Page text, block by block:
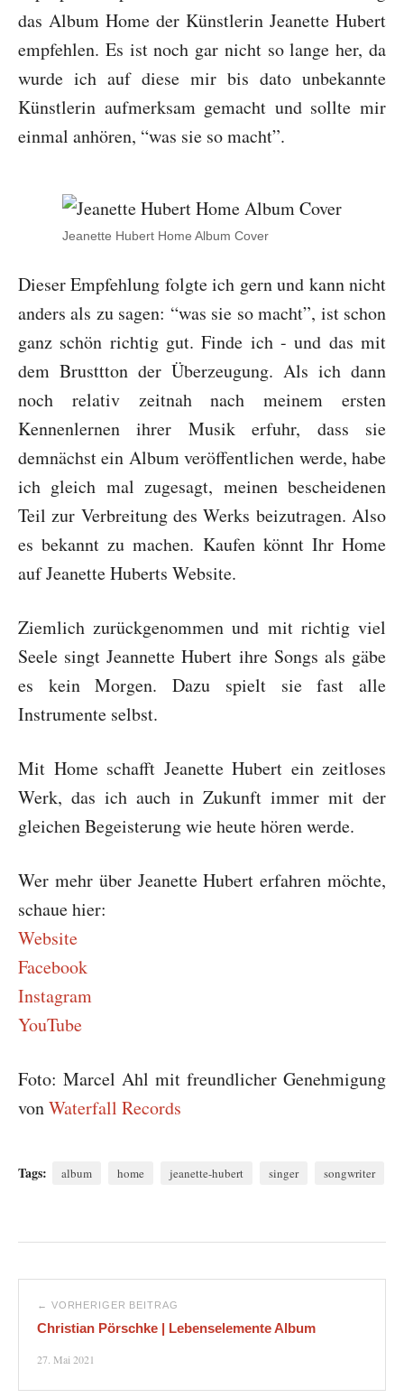
das Album Home der Künstlerin Jeanette Hubert
empfehlen. Es ist noch gar nicht so lange her, da
wurde ich auf diese mir bis dato unbekannte
Künstlerin aufmerksam gemacht und sollte mir
einmal anhören, “was sie so macht”.
Jeanette Hubert Home Album Cover
Dieser Empfehlung folgte ich gern und kann nicht
anders als zu sagen: “was sie so macht”, ist schon
ganz schön richtig gut. Finde ich - und das mit
dem Brusttton der Überzeugung. Als ich dann
noch relativ zeitnah nach meinem ersten
Kennenlernen ihrer Musik erfuhr, dass sie
demnächst ein Album veröffentlichen werde, habe
ich gleich mal zugesagt, meinen bescheidenen
Teil zur Verbreitung des Werks beizutragen. Also
es bekannt zu machen. Kaufen könnt Ihr Home
auf Jeanette Huberts Website.
Ziemlich zurückgenommen und mit richtig viel
Seele singt Jeannette Hubert ihre Songs als gäbe
es kein Morgen. Dazu spielt sie fast alle
Instrumente selbst.
Mit Home schafft Jeanette Hubert ein zeitloses
Werk, das ich auch in Zukunft immer mit der
gleichen Begeisterung wie heute hören werde.
Wer mehr über Jeanette Hubert erfahren möchte,
schaue hier:
Website
Facebook
Instagram
YouTube
Foto: Marcel Ahl mit freundlicher Genehmigung
vonWaterfall Records
Tags: album home jeanette-hubert singer songwriter
← VORHERIGER BEITRAG
Christian Pörschke | Lebenselemente Album
27. Mai 2021